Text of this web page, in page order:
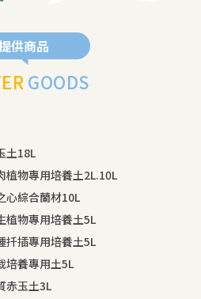
供商品
GOODS
土18L
植物專用培養土2L.10L
心綜合蘭材10L
植物專用培養土5L
扦插專用培養土5L
培養專用土5L
赤玉土3L